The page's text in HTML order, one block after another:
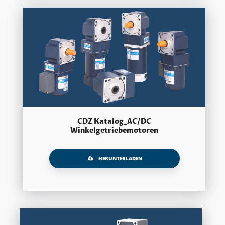
CDZ Katalog_AC/DC
Winkelgetriebemotoren
HERUNTERLADEN